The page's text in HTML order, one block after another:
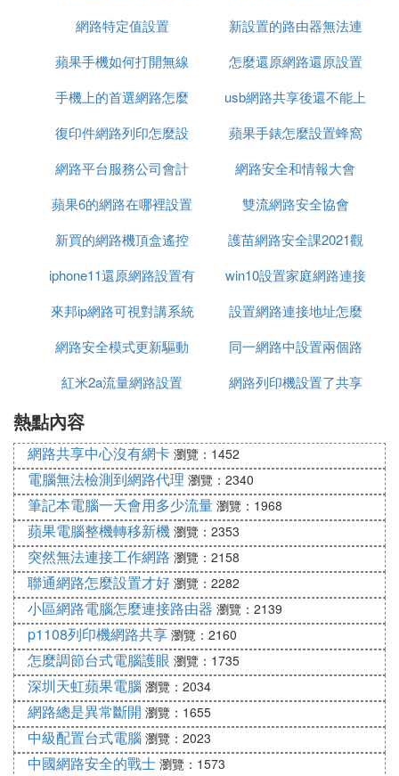
⑵ 網路安全教育內容心得體會範文（大全6
每朵花都沒有一樣的時候，人也是一樣。一千個
中，我們每一個人應該都嘗試過寫心得體會吧，心得
體會可以幫助我們總結以往思想、工作和學習。我們
寫心得體會時需要注意哪些問題呢？為滿足您的需
求，我特地我了「網路安全教育內容心得體會範文
網路安全教育內容心得體會範文（大全
6篇）【篇一】
近年來，我國互聯網發展迅速，網民數量居世界
第一。不少人想當然地認為，我國互聯網發展已處於
大國，但還不是網路強國，互聯網自主創新能力不
強，寬頻普及率與發達國家相比有較大差距，互聯網
發展瓶頸仍然突出。同志指出：「沒有網路安全就沒
有國家安全，沒有信息化就沒有現代化。」維護網路
空間安全成為維護國家安全新的戰略制高點。維護網
路空間安全，必須加快培養壯大高素質人才隊伍。可
以說，如何培養靠得住、本領強、打得贏的網路安全
專業人才，是維護我國國家安全和發展利益的重大課
題。為此，必須深化教育改革，著力培養熟練掌握信
息系統安全知識、網路基礎設施安全知識、信息對抗
知識，具有較強實踐能力和創新能力的專業網路安全
人才隊伍。實現這一目標，應協調推進學科建設、人
才培養、實踐鍛煉等各方面教育改革工作。目前，可
以從以下五個方面探索推進。
加強學科專業建設。加強網路安全人才培養，一
個重要途徑是加強學科專業建設。為此，國務院學位
委員會、教育部已聯合發出《關於增設網路空間安全
網路安全
無線路由器設置
網路特定值設置
新設置的路由器無法連
接網路連接
蘋果手機如何打開無線
網路設置方法
怎麼還原網路還原設置
手機上的首選網路怎麼
設置
usb網路共享後還不能上
網
復印件網路列印怎麼設
置
蘋果手錶怎麼設置蜂窩
網路電信網路
網路平台服務公司會計
科目設置
網路安全和情報大會
蘋果6的網路在哪裡設置
密碼
雙流網路安全協會
新買的網路機頂盒遙控
器怎麼設置
護苗網路安全課2021觀
後感
iphone11還原網路設置有
沒有影響
win10設置家庭網路連接
來邦ip網路可視對講系統
設置
設置網路連接地址怎麼
設置路由器設置密碼
網路安全模式更新驅動
同一網路中設置兩個路
由器
紅米2a流量網路設置
網路列印機設置了共享
熱點內容
網路共享中心沒有網卡 瀏覽：1452
電腦無法檢測到網路代理 瀏覽：2340
筆記本電腦一天會用多少流量 瀏覽：1968
蘋果電腦整機轉移新機 瀏覽：2353
突然無法連接工作網路 瀏覽：2158
聯通網路怎麼設置才好 瀏覽：2282
小區網路電腦怎麼連接路由器 瀏覽：2139
p1108列印機網路共享 瀏覽：2160
怎麼調節台式電腦護眼 瀏覽：1735
深圳天虹蘋果電腦 瀏覽：2034
網路總是異常斷開 瀏覽：1655
中級配置台式電腦 瀏覽：2023
中國網路安全的戰士 瀏覽：1573